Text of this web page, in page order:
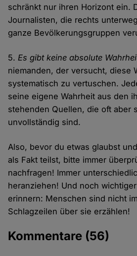
schränkt nur ihren Horizont ein.
Journalisten, die rechts
ganze Bevölkerungsgruppen
5.Es gibt keine absolute
niemanden, der versucht, diese
systematisch zu vertuschen.
seine eigene Wahrheit aus den
stehenden Quellen, die oft aber
unvollständig sind.
Also, bevor du etwas glaubst
als Fakt teilst, bitte immer
nachfragen! Immer
heranziehen! Und noch
erinnern: Menschen sind nicht
Schlagzeilen über sie erzählen!
Kommentare (56)